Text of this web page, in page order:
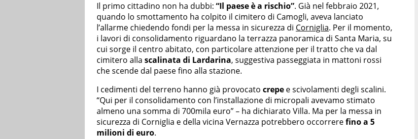
Il primo cittadino non ha dubbi: “Il paese è a rischio”. Già nel febbraio 2021,
quando lo smottamento ha colpito il cimitero di Camogli, aveva lanciato
l’allarme chiedendo fondi per la messa in sicurezza di Corniglia. Per il momento,
i lavori di consolidamento riguardano la terrazza panoramica di Santa Maria, su
cui sorge il centro abitato, con particolare attenzione per il tratto che va dal
cimitero alla scalinata di Lardarina, suggestiva passeggiata in mattoni rossi
che scende dal paese fino alla stazione.
I cedimenti del terreno hanno già provocato crepe e scivolamenti degli scalini.
“Qui per il consolidamento con l’installazione di micropali avevamo stimato
almeno una somma di 700mila euro” – ha dichiarato Villa. Ma per la messa in
sicurezza di Corniglia e della vicina Vernazza potrebbero occorrerefino a 5
milioni di euro.